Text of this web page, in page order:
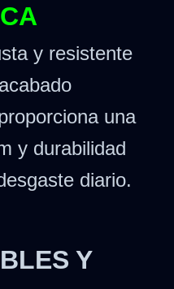
y resistente
una
y durabilidad
diario.
Y